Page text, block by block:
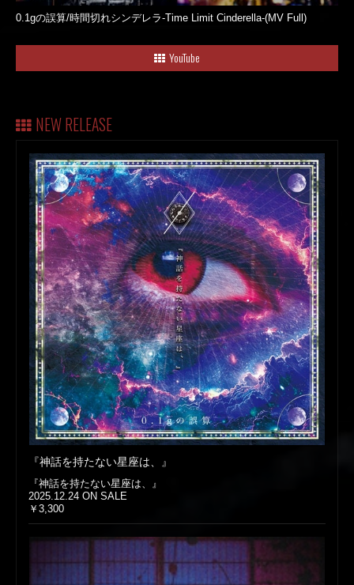
0.1gの誤算/時間切れシンデレラ-Time Limit Cinderella-(MV Full)
YouTube
NEW RELEASE
『神話を持たない星座は、』
『神話を持たない星座は、』
2025.12.24 ON SALE
￥3,300